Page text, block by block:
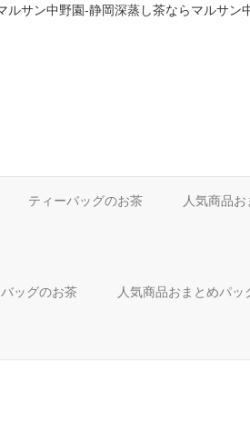
サン中野園-静岡深蒸し茶ならマルサン
ティーバッグのお茶 人気商品
ッグのお茶 人気商品おまとめパ